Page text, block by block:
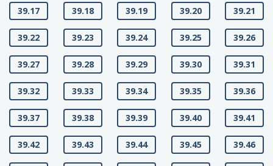
39.17 39.18 39.19 39.20 39.21
39.22 39.23 39.24 39.25 39.26
39.27 39.28 39.29 39.30 39.31
39.32 39.33 39.34 39.35 39.36
39.37 39.38 39.39 39.40 39.41
39.42 39.43 39.44 39.45 39.46